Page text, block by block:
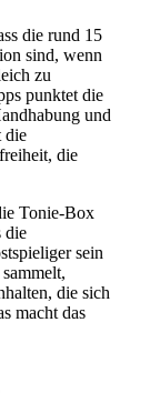
die rund 15
sind, wenn
zu
punktet die
und
die
die
Tonie-Box
die
sein
die sich
macht das